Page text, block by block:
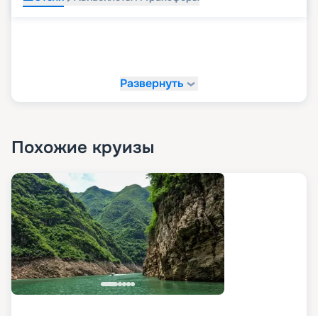
Развернуть
Похожие круизы